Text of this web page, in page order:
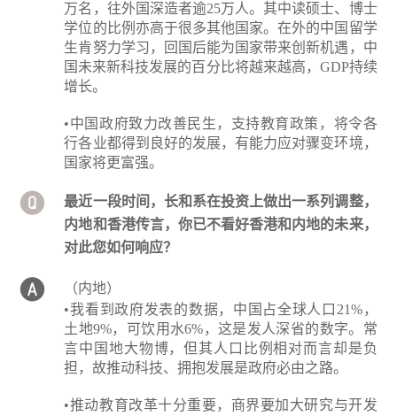
万名，往外国深造者逾25万人。其中读硕士、博士
学位的比例亦高于很多其他国家。在外的中国留学
生肯努力学习，回国后能为国家带来创新机遇，中
国未来新科技发展的百分比将越来越高，GDP持续
增长。
•中国政府致力改善民生，支持教育政策，将令各
行各业都得到良好的发展，有能力应对骤变环境，
国家将更富强。
最近一段时间，长和系在投资上做出一系列调整，
内地和香港传言，你已不看好香港和内地的未来，
对此您如何响应？
（内地）
•我看到政府发表的数据，中国占全球人口21%，
土地9%，可饮用水6%，这是发人深省的数字。常
言中国地大物博，但其人口比例相对而言却是负
担，故推动科技、拥抱发展是政府必由之路。
•推动教育改革十分重要，商界要加大研究与开发